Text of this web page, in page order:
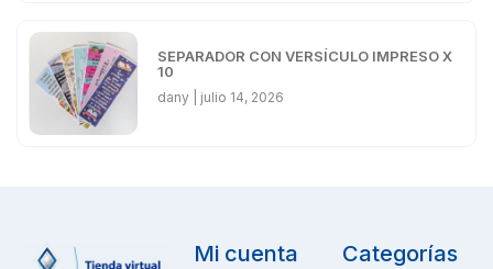
SEPARADOR CON VERSÍCULO IMPRESO X
10
dany julio 14, 2026
Mi cuenta Categorías